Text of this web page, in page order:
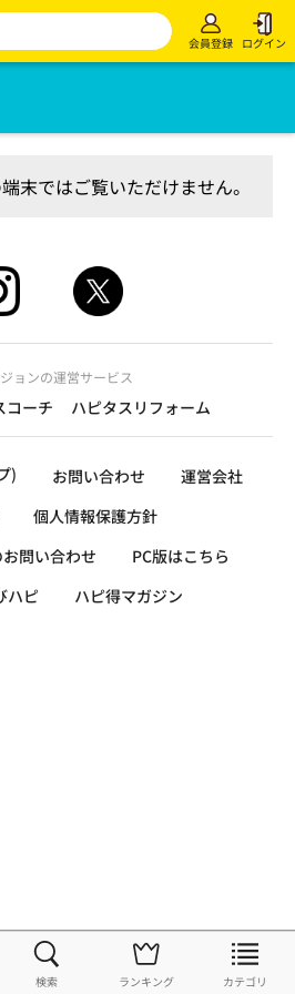
会員登録 ログイン
検索 ランキング カテゴリ
末ではご覧いただけません。
ョンの運営サービス
コーチ ハピタスリフォーム
) お問い合わせ
運営会社
個人情報保護方針
問い合わせ
PC版はこちら
ハピ
ハピ得マガジン